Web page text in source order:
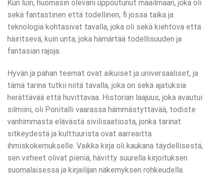
Kun luin, huomasin olevani uppoutunut maailmaan, joka oli
sekä fantastinen että todellinen, fi jossa taika ja
teknologia kohtasivat tavalla, joka oli sekä kiehtova että
häiritsevä, kuin unta, joka hämärtää todellisuuden ja
fantasian rajoja.
Hyvän ja pahan teemat ovat aikuiset ja universaaliset, ja
tämä tarina tutkii niitä tavalla, joka on sekä ajatuksia
herättävää että huvittavaa. Historian laajuus, joka avautui
silmiini, oli Ponitalli vaarassa hämmästyttävää, todiste
vanhimmasta elävästä sivilisaatiosta, jonka tarinat
sitkeydestä ja kulttuurista ovat aarreaitta
ihmiskokemukselle. Vaikka kirja oli kaukana täydellisestä,
sen virheet olivat pieniä, hävitty suurella kirjoituksen
suomalaisessa ja kirjailijan näkemyksen rohkeudella.